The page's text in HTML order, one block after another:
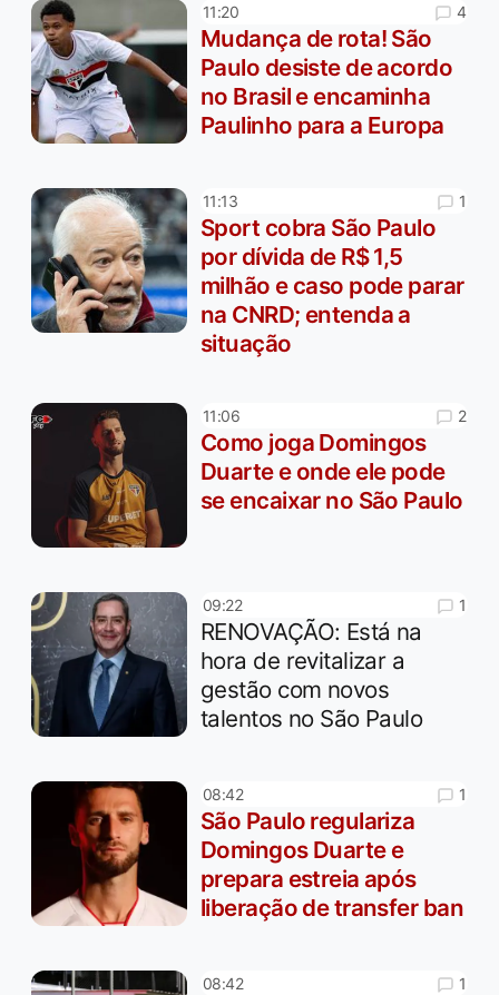
11:20 4
Mudança de rota! São
Paulo desiste de acordo
no Brasil e encaminha
Paulinho para a Europa
11:13 1
Sport cobra São Paulo
por dívida de R$ 1,5
milhão e caso pode parar
na CNRD; entenda a
situação
11:06 2
Como joga Domingos
Duarte e onde ele pode
se encaixar no São Paulo
09:22 1
RENOVAÇÃO: Está na
hora de revitalizar a
gestão com novos
talentos no São Paulo
08:42 1
São Paulo regulariza
Domingos Duarte e
prepara estreia após
liberação de transfer ban
08:42 1